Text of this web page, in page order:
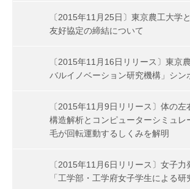
〔2015年11月25日〕東京農工大学
友好協定の締結について
〔2015年11月16日リリース〕東京
バルイノベーション研究機構」シン
〔2015年11月9日リリース〕体の
構造解析とコンピューターシミュレ
毛が回転運動するしくみを解明
〔2015年11月6日リリース〕女子力
「工学部・工学府女子学生による